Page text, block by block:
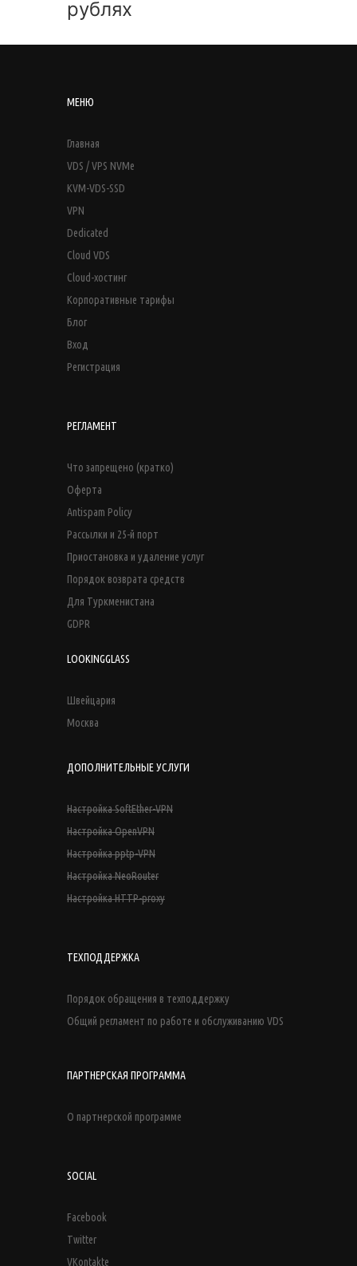
рублях
МЕНЮ
Главная
VDS / VPS NVMe
KVM-VDS-SSD
VPN
Dedicated
Cloud VDS
Cloud-хостинг
Корпоративные тарифы
Блог
Вход
Регистрация
РЕГЛАМЕНТ
Что запрещено (кратко)
Оферта
Antispam Policy
Рассылки и 25-й порт
Приостановка и удаление услуг
Порядок возврата средств
Для Туркменистана
GDPR
LOOKINGGLASS
Швейцария
Москва
ДОПОЛНИТЕЛЬНЫЕ УСЛУГИ
Настройка SoftEther-VPN
Настройка OpenVPN
Настройка pptp-VPN
Настройка NeoRouter
Настройка HTTP-proxy
ТЕХПОДДЕРЖКА
Порядок обращения в техподдержку
Общий регламент по работе и обслуживанию VDS
ПАРТНЕРСКАЯ ПРОГРАММА
О партнерской программе
SOCIAL
Facebook
Twitter
VKontakte